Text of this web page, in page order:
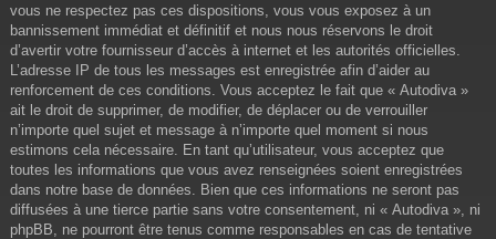
vous ne respectez pas ces dispositions, vous vous exposez à un
bannissement immédiat et définitif et nous nous réservons le droit
d’avertir votre fournisseur d’accès à internet et les autorités officielles.
L’adresse IP de tous les messages est enregistrée afin d’aider au
renforcement de ces conditions. Vous acceptez le fait que « Autodiva »
ait le droit de supprimer, de modifier, de déplacer ou de verrouiller
n’importe quel sujet et message à n’importe quel moment si nous
estimons cela nécessaire. En tant qu’utilisateur, vous acceptez que
toutes les informations que vous avez renseignées soient enregistrées
dans notre base de données. Bien que ces informations ne seront pas
diffusées à une tierce partie sans votre consentement, ni « Autodiva », ni
phpBB, ne pourront être tenus comme responsables en cas de tentative